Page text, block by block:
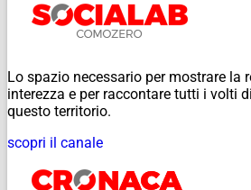
Lo spazio necessario per mostrare la
interezza e per raccontare tutti i volti
questo territorio.
scopri il canale